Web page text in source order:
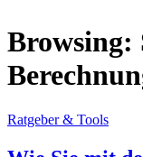
Browsing:
Ratgeber & Tools